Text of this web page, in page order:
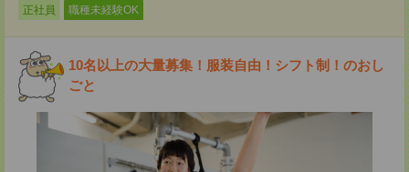
正社員
職種未経験OK
10名以上の大量募集！服装自由！シフト制！のおし
ごと